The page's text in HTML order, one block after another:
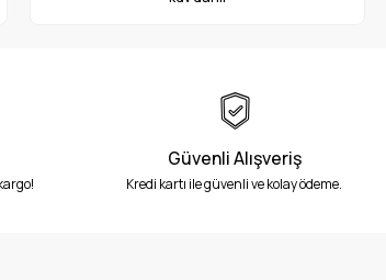
Güvenli Alışveriş
Kredi kartı ile güvenli ve kolay ödeme.